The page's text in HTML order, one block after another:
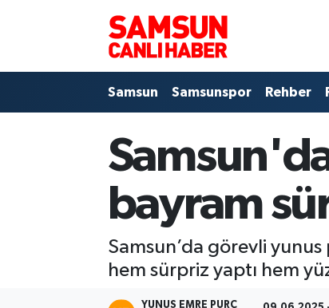
Samsun Samsunspor Rehber
bayram
Samsun’da görevli yunus
hem sürpriz yaptı hem
YUNUS EMRE PURÇ
Samsunspor
Sokak Röportajları
Samsun Nöbetçi Eczaneler
Samsun Hava Durumu
Samsun Namaz Vakitleri
Süper Lig Puan Durumu ve Fikstür
Tüm Manşetler
Son Dakika Haberleri